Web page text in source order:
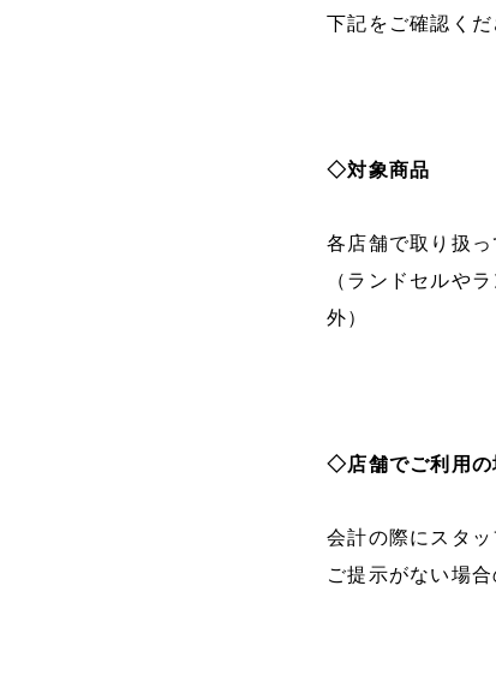
下記をご確認くだ
◇対象商品
各店舗で取り扱
（ランドセルや
外）
◇店舗でご利用の
会計の際にスタッ
ご提示がない場